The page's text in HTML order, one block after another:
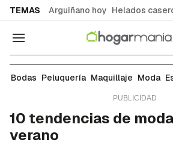
TEMAS Arguiñano hoy Helados
Navegación
Moda
Bodas Peluquería Maquillaje Moda
10 tendencias de
verano